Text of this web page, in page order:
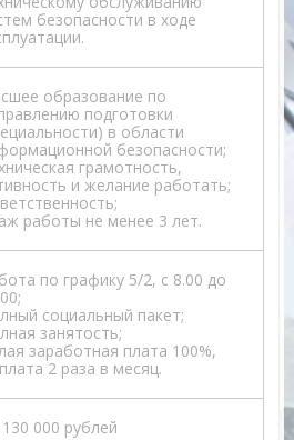
безопасности в ходе
образование по
подготовки
в области
безопасности;
грамотность,
и желание работать;
работы не менее 3 лет.
по графику 5/2, с 8.00 до
социальный пакет;
занятость;
заработная плата 100%,
2 раза в месяц.
000 рублей